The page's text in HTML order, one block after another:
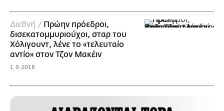
Διεθνή / Πρώην πρόεδροι,
δισεκατομμυριούχοι, σταρ του
Χόλιγουντ, λένε το «τελευταίο
αντίο» στον Τζον Μακέιν
1.9.2018